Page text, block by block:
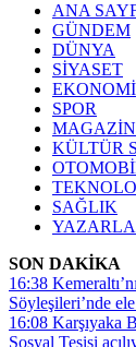
ANA
GÜNDEM
DÜNYA
SİYASET
EKONOMİ
SPOR
MAGAZİN
KÜLTÜR
SAĞLIK
SON DAKİKA
16:38
Söyleşileri’nde ele
16:08 Karşıyaka
Sosyal Tesisi